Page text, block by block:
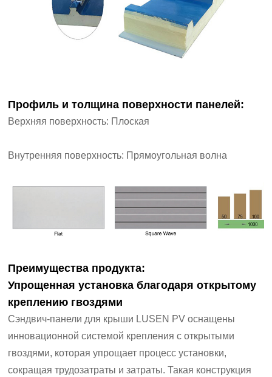
Профиль и толщина поверхности панелей:
Верхняя поверхность: Плоская
Внутренняя поверхность: Прямоугольная волна
Преимущества продукта:
Упрощенная установка благодаря открытому
креплению гвоздями
Сэндвич-панели для крыши LUSEN PV оснащены
инновационной системой крепления с открытыми
гвоздями, которая упрощает процесс установки,
сокращая трудозатраты и затраты. Такая конструкция